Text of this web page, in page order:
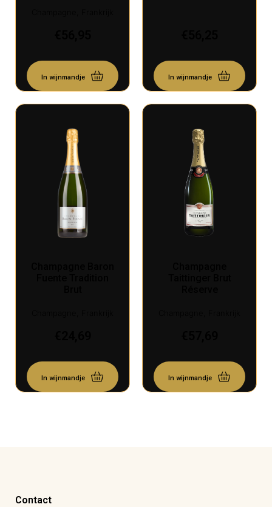
In wijnmandje In wijnmandje
In wijnmandje In wijnmandje
Contact